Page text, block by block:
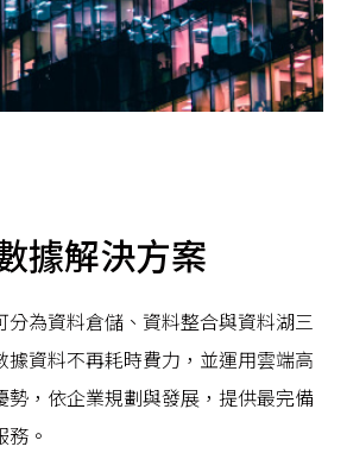
據解決方案
分為資料倉儲、資料整合與資料湖三
據資料不再耗時費力，並運用雲端高
勢，依企業規劃與發展，提供最完備
。